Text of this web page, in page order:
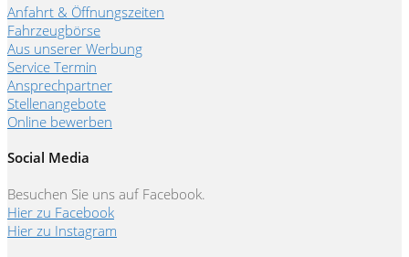
Anfahrt & Öffnungszeiten
Fahrzeugbörse
Aus unserer Werbung
Service Termin
Ansprechpartner
Stellenangebote
Online bewerben
Social Media
Besuchen Sie uns auf Facebook.
Hier zu Facebook
Hier zu Instagram